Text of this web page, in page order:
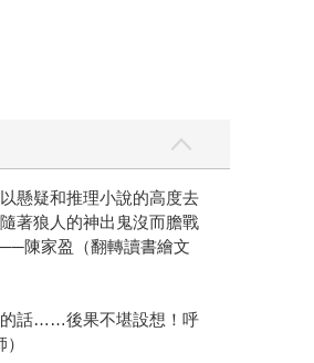
懸疑和推理小說的高度去
著狼人的神出鬼沒而膽戰
陳家盈（翻轉讀書繪文
的話……後果不堪設想！呼